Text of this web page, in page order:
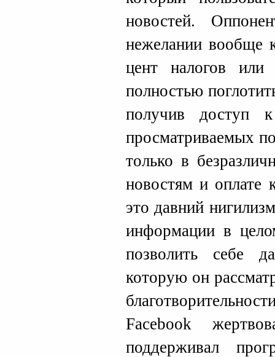
новостей.
нежелании вообще
цент налогов
полностью
получив доступ к
просматриваемых
только в
новостям и оплате
это давний
информации в
позволить себе
которую он
Facebook
поддерживал